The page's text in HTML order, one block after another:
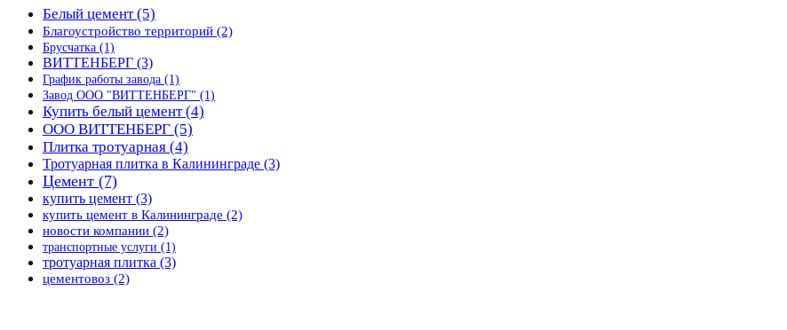
Белый цемент(5)
Благоустройство территорий (2)
Брусчатка (1)
ВИТТЕНБЕРГ (3)
График работы завода (1)
Завод ООО "ВИТТЕНБЕРГ" (1)
Купить белый цемент(4)
ООО ВИТТЕНБЕРГ (5)
Плитка тротуарная (4)
Тротуарная плитка в Калининграде (3)
Цемент (7)
купить цемент (3)
купить цемент в Калининграде (2)
новости компании (2)
транспортные услуги (1)
тротуарная плитка (3)
цементовоз (2)